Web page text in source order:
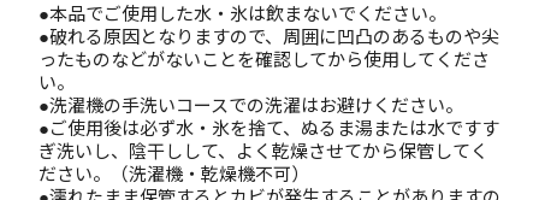
●本品でご使用した水・氷は飲まないでください。
●破れる原因となりますので、周囲に凹凸のあるものや尖
ったものなどがないことを確認してから使用してくださ
い。
●洗濯機の手洗いコースでの洗濯はお避けください。
●ご使用後は必ず水・氷を捨て、ぬるま湯または水ですす
ぎ洗いし、陰干しして、よく乾燥させてから保管してく
ださい。（洗濯機・乾燥機不可）